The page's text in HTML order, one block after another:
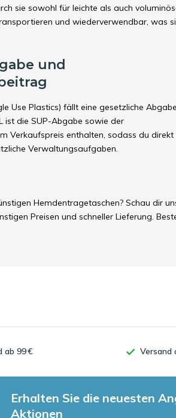
sie sowohl für leichte als auch
und wiederverwendbar, was
und
Use Plastics) fällt eine gesetzliche
ist die SUP-Abgabe sowie der
Verkaufspreis enthalten, sodass du direkt
Verwaltungsaufgaben.
Hemdentragetaschen? Schau dir
Preisen und schneller Lieferung.
ab 99 € Versand
Erhalten Sie die neuesten
Aktionen